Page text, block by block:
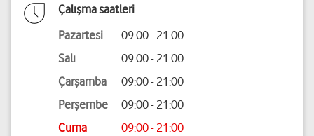
Çalışma saatleri
Pazartesi
09:00 - 21:00
Salı
09:00 - 21:00
Çarşamba
09:00 - 21:00
Perşembe
09:00 - 21:00
Cuma
09:00 - 21:00